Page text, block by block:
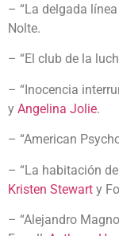
– “La delgada
Nolte.
– “El club de la
– “Inocencia
y Angelina Jolie.
– “American
– “La habitación
Kristen Stewart y
– “Alejandro